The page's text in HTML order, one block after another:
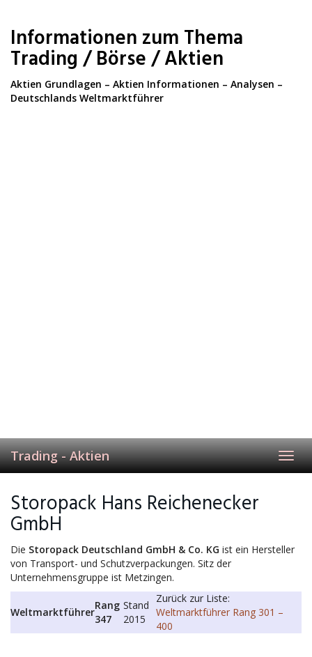
main
content
Informationen zum Thema
Trading / Börse / Aktien
Aktien Grundlagen – Aktien Informationen – Analysen –
Deutschlands Weltmarktführer
Trading - Aktien
Storopack Hans Reichenecker
GmbH
Die Storopack Deutschland GmbH & Co. KG ist ein Hersteller
von Transport- und Schutzverpackungen. Sitz der
Unternehmensgruppe ist Metzingen.
Weltmarktführer
Rang
347
Stand
2015
Zurück zur Liste:
Weltmarktführer Rang 301 –
400